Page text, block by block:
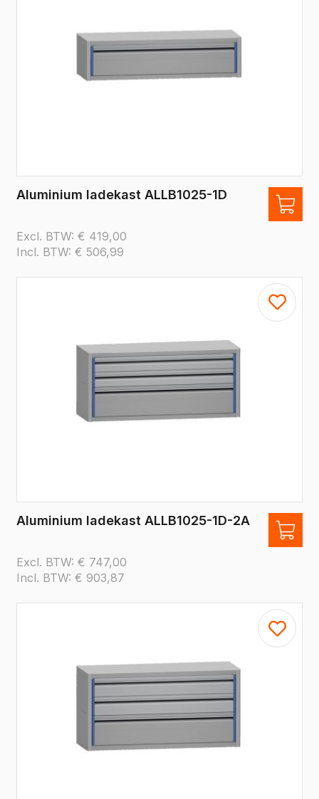
Aluminium ladekast ALLB1025-1D
Excl. BTW: € 419,00
Incl. BTW: € 506,99
Aluminium ladekast ALLB1025-1D-2A
Excl. BTW: € 747,00
Incl. BTW: € 903,87